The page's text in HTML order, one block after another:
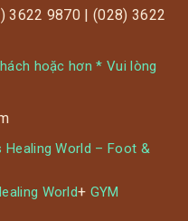
3622 9870 | (028) 3622
hoặc hơn * Vui lòng
Healing World – Foot &
World+ GYM